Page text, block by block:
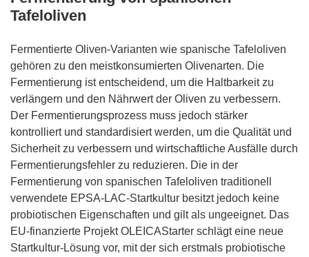
Tafeloliven
Fermentierte Oliven-Varianten wie spanische Tafeloliven
gehören zu den meistkonsumierten Olivenarten. Die
Fermentierung ist entscheidend, um die Haltbarkeit zu
verlängern und den Nährwert der Oliven zu verbessern.
Der Fermentierungsprozess muss jedoch stärker
kontrolliert und standardisiert werden, um die Qualität und
Sicherheit zu verbessern und wirtschaftliche Ausfälle durch
Fermentierungsfehler zu reduzieren. Die in der
Fermentierung von spanischen Tafeloliven traditionell
verwendete EPSA-LAC-Startkultur besitzt jedoch keine
probiotischen Eigenschaften und gilt als ungeeignet. Das
EU-finanzierte Projekt OLEICAStarter schlägt eine neue
Startkultur-Lösung vor, mit der sich erstmals probiotische